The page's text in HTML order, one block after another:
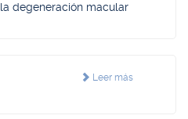
degeneración macular
Leer más